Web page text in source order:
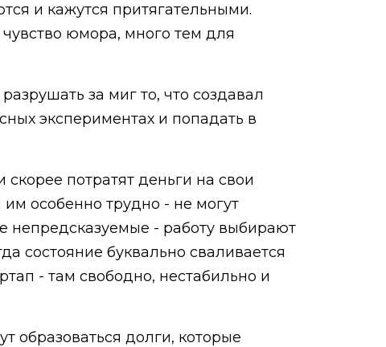
и кажутся притягательными.
юмора, много тем для
за миг то, что создавал
экспериментах и попадать в
потратят деньги на свои
особенно трудно - не могут
непредсказуемые - работу выбирают
состояние буквально сваливается
- там свободно, нестабильно и
образоваться долги, которые